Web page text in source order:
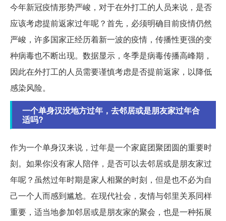
今年新冠疫情形势严峻，对于在外打工的人员来说，是否
应该考虑提前返家过年呢？首先，必须明确目前疫情仍然
严峻，许多国家正经历着新一波的疫情，传播性更强的变
种病毒也不断出现。数据显示，冬季是病毒传播高峰期，
因此在外打工的人员需要谨慎考虑是否提前返家，以降低
感染风险。
一个单身汉没地方过年，去邻居或是朋友家过年合
适吗?
作为一个单身汉来说，过年是一个家庭团聚团圆的重要时
刻。如果你没有家人陪伴，是否可以去邻居或是朋友家过
年呢？虽然过年时期是家人相聚的时刻，但是也不必为自
己一个人而感到尴尬。在现代社会，友情与邻里关系同样
重要，适当地参加邻居或是朋友家的聚会，也是一种拓展